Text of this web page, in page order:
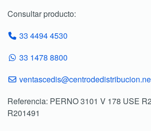
Consultar producto:
33 4494 4530
33 1478 8800
Referencia: PERNO 3101 V 178 USE
R201491